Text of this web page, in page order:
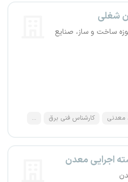
ساخت و ساز، صنایع
معدنی کارشناس فنی برق ...
اجرایی معدن